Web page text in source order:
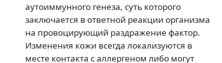
аутоиммунного генеза, суть которого
заключается в ответной реакции организма
на провоцирующий раздражение фактор.
Изменения кожи всегда локализуются в
месте контакта с аллергеном либо могут